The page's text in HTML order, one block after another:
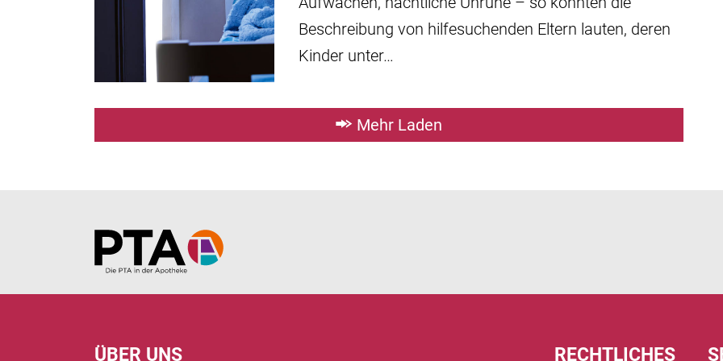
Beschreibung von hilfesuchenden Eltern lauten, deren
Kinder unter…
Mehr Laden
Home
ÜBER UNS RECHTLICHES